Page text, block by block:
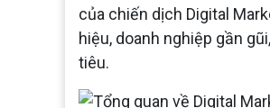
của chiến dịch Digital
hiệu, doanh nghiệp gần
tiêu.